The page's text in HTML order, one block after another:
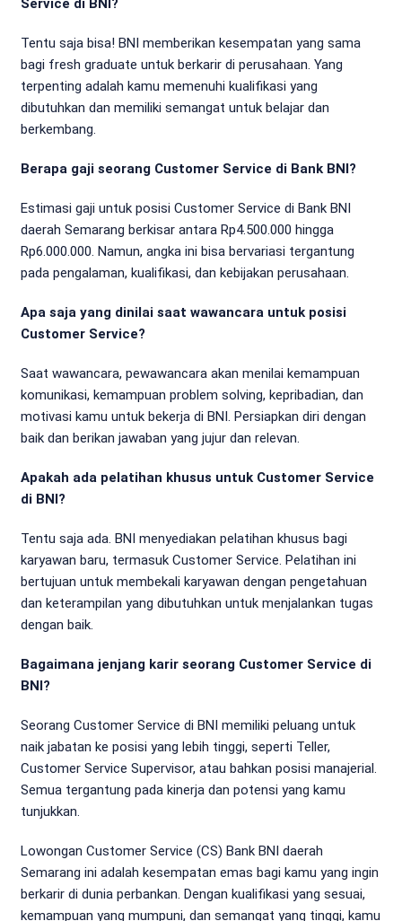
Service di BNI?
Tentu saja bisa! BNI memberikan kesempatan yang sama
bagi fresh graduate untuk berkarir di perusahaan. Yang
terpenting adalah kamu memenuhi kualifikasi yang
dibutuhkan dan memiliki semangat untuk belajar dan
berkembang.
Berapa gaji seorang Customer Service di Bank BNI?
Estimasi gaji untuk posisi Customer Service di Bank BNI
daerah Semarang berkisar antara Rp4.500.000 hingga
Rp6.000.000. Namun, angka ini bisa bervariasi tergantung
pada pengalaman, kualifikasi, dan kebijakan perusahaan.
Apa saja yang dinilai saat wawancara untuk posisi
Customer Service?
Saat wawancara, pewawancara akan menilai kemampuan
komunikasi, kemampuan problem solving, kepribadian, dan
motivasi kamu untuk bekerja di BNI. Persiapkan diri dengan
baik dan berikan jawaban yang jujur dan relevan.
Apakah ada pelatihan khusus untuk Customer Service
di BNI?
Tentu saja ada. BNI menyediakan pelatihan khusus bagi
karyawan baru, termasuk Customer Service. Pelatihan ini
bertujuan untuk membekali karyawan dengan pengetahuan
dan keterampilan yang dibutuhkan untuk menjalankan tugas
dengan baik.
Bagaimana jenjang karir seorang Customer Service di
BNI?
Seorang Customer Service di BNI memiliki peluang untuk
naik jabatan ke posisi yang lebih tinggi, seperti Teller,
Customer Service Supervisor, atau bahkan posisi manajerial.
Semua tergantung pada kinerja dan potensi yang kamu
tunjukkan.
Lowongan Customer Service (CS) Bank BNI daerah
Semarang ini adalah kesempatan emas bagi kamu yang ingin
berkarir di dunia perbankan. Dengan kualifikasi yang sesuai,
kemampuan yang mumpuni, dan semangat yang tinggi, kamu